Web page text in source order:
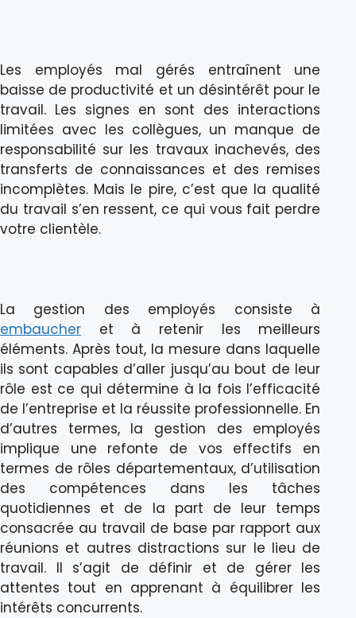
Les employés mal gérés entraînent une
baisse de productivité et un désintérêt pour le
travail. Les signes en sont des interactions
limitées avec les collègues, un manque de
responsabilité sur les travaux inachevés, des
transferts de connaissances et des remises
incomplètes. Mais le pire, c’est que la qualité
du travail s’en ressent, ce qui vous fait perdre
votre clientèle.
La gestion des employés consiste à
embaucher et à retenir les meilleurs
éléments. Après tout, la mesure dans laquelle
ils sont capables d’aller jusqu’au bout de leur
rôle est ce qui détermine à la fois l’efficacité
de l’entreprise et la réussite professionnelle. En
d’autres termes, la gestion des employés
implique une refonte de vos effectifs en
termes de rôles départementaux, d’utilisation
des compétences dans les tâches
quotidiennes et de la part de leur temps
consacrée au travail de base par rapport aux
réunions et autres distractions sur le lieu de
travail. Il s’agit de définir et de gérer les
attentes tout en apprenant à équilibrer les
intérêts concurrents.